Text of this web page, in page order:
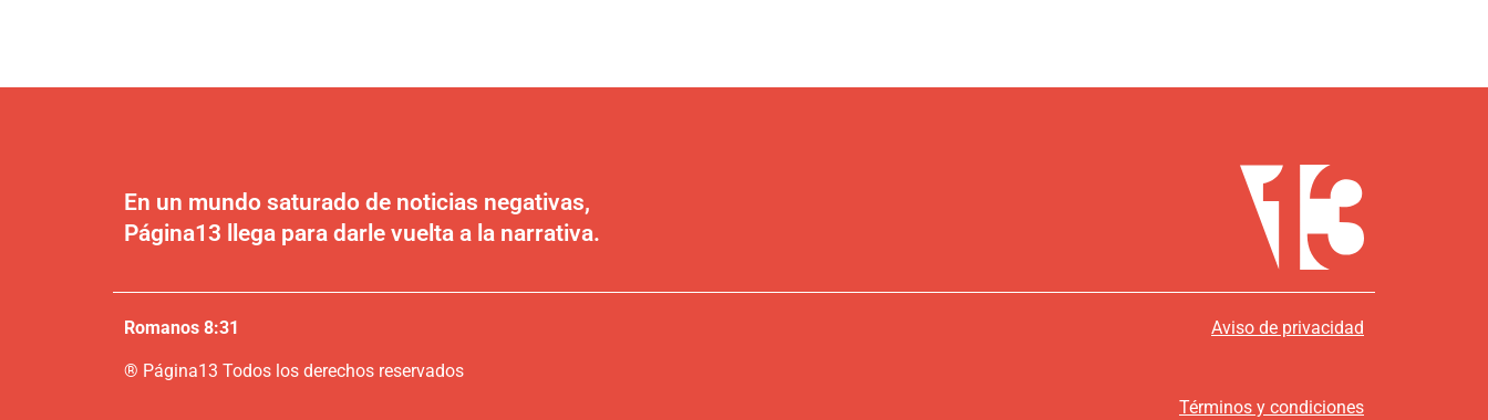
En un mundo saturado de noticias negativas,
Página13 llega para darle vuelta a la narrativa.
Romanos 8:31
® Página13 Todos los derechos reservados
Aviso de privacidad
Términos y condiciones